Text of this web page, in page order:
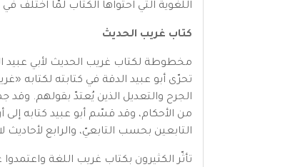
اللغوية التي احتواها الكتاب لمّا اختُلف في عددها،
كتاب غريب الحديث
مخطوطة لكتاب غريب الحديث لأبي عبيد القاسم
تحرّى أبو عبيد الدقة في كتابته لكتابه
الجرح والتعديل الذين يُعتدّ بقولهم.
من الأحكام، وقد قسّم أبو عبيد كتابه
التابعين بحسب التابعيّ، والرابع لأحاديث
تأثّر الكثيرون بكتاب غريب اللغة